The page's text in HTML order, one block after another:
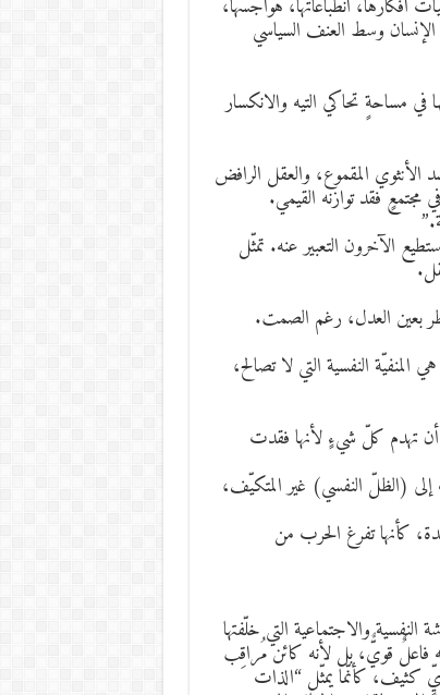
انطباعاتها، هواجسها،
الإنسان وسط العنف السياسي
في مساحةٍ تحاكي التيه والانكسار
الأنثوي المقموع، والعقل الرافض
مجتمعٍ فقد توازنه القيمي.
الآخرون التعبير عنه. تمثّل
بعين العدل، رغم الصمت.
النفسية التي لا تصالح،
أن تهدم كلّ شيءٍ لأنها فقدت
إلى (الظلّ النفسي) غير المتكيّف،
كأنها تفرغ الحرب من
والاجتماعية التي خلّفتها
فاعلٌ قويٌّ، بل لأنه كائن مُراقِب
كثيف، كأنّما يمثّل “الذات